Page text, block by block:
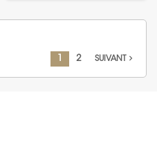
2 SUIVANT navigate_next